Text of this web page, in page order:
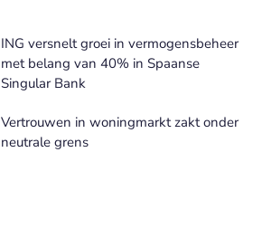
ING versnelt groei in vermogensbeheer
met belang van 40% in Spaanse
Singular Bank
Vertrouwen in woningmarkt zakt onder
neutrale grens